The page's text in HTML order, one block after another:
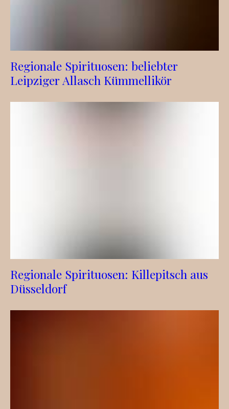
Regionale Spirituosen: beliebter
Leipziger Allasch Kümmellikör
Regionale Spirituosen: Killepitsch aus
Düsseldorf